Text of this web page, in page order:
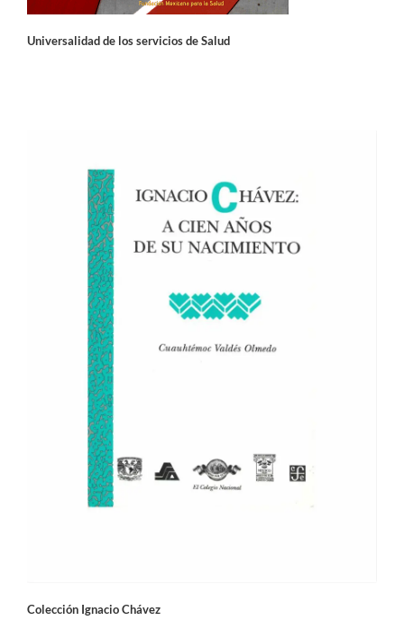
Universalidad de los servicios de Salud
Colección Ignacio Chávez